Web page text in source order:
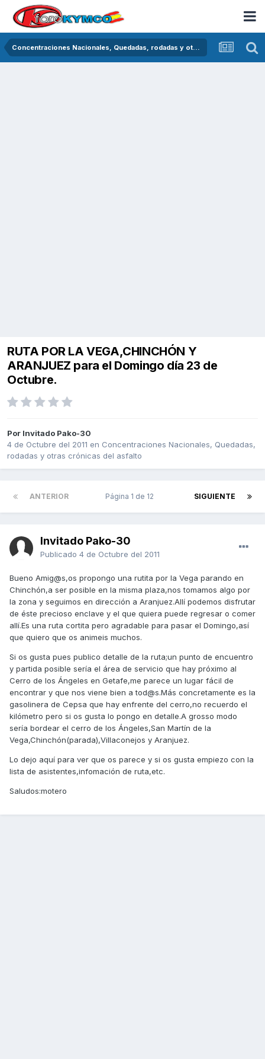
Concentraciones Nacionales, Quedadas, rodadas y otras crónicas del asfalto
RUTA POR LA VEGA,CHINCHÓN Y
ARANJUEZ para el Domingo día 23 de
Octubre.
Por Invitado Pako-30
4 de Octubre del 2011 en Concentraciones Nacionales, Quedadas,
rodadas y otras crónicas del asfalto
ANTERIOR SIGUIENTE
Página 1 de 12
Invitado Pako-30
Publicado 4 de Octubre del 2011
Bueno Amig@s,os propongo una rutita por la Vega parando en
Chinchón,a ser posible en la misma plaza,nos tomamos algo por
la zona y seguimos en dirección a Aranjuez.Allí podemos disfrutar
de éste precioso enclave y el que quiera puede regresar o comer
allí.Es una ruta cortita pero agradable para pasar el Domingo,así
que quiero que os animeis muchos.
Si os gusta pues publico detalle de la ruta;un punto de encuentro
y partida posible sería el área de servicio que hay próximo al
Cerro de los Ángeles en Getafe,me parece un lugar fácil de
encontrar y que nos viene bien a tod@s.Más concretamente es la
gasolinera de Cepsa que hay enfrente del cerro,no recuerdo el
kilómetro pero si os gusta lo pongo en detalle.A grosso modo
sería bordear el cerro de los Ángeles,San Martín de la
Vega,Chinchón(parada),Villaconejos y Aranjuez.
Lo dejo aquí para ver que os parece y si os gusta empiezo con la
lista de asistentes,infomación de ruta,etc.
Saludos:motero